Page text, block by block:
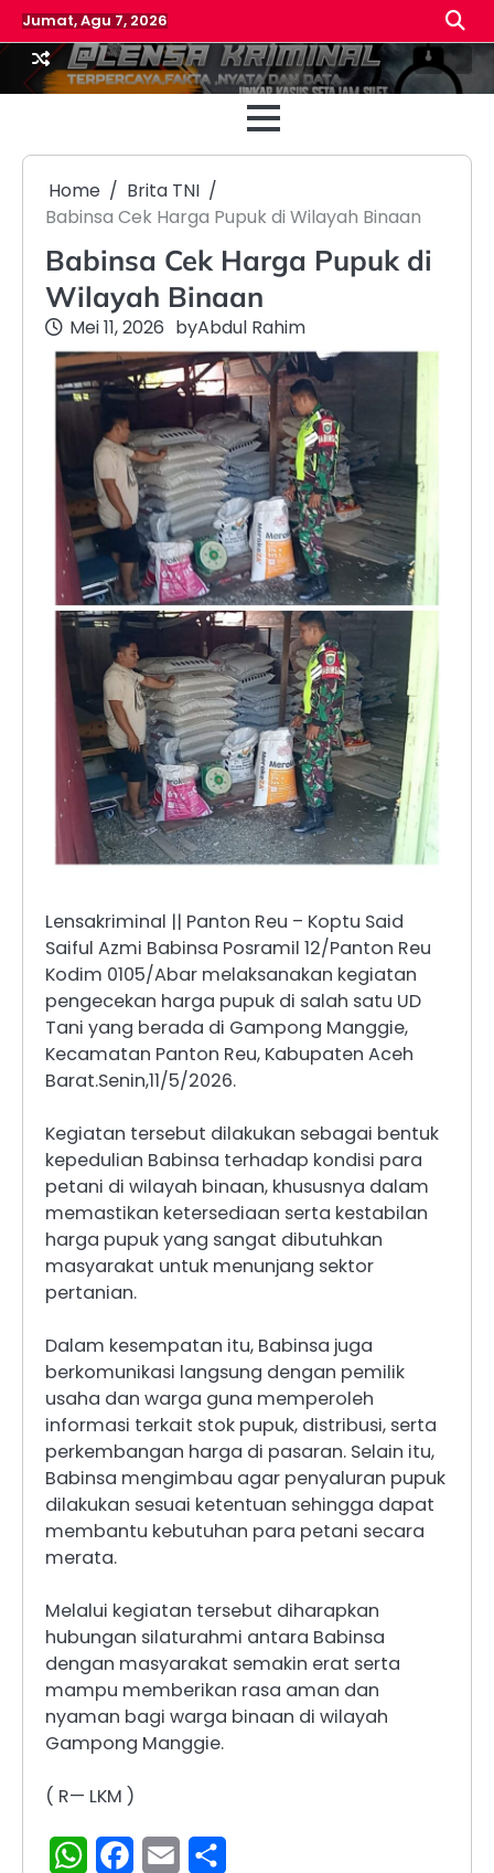
Skip
to
content
Jumat, Agu 7, 2026
Beranda
Home
Brita TNI
Babinsa Cek Harga Pupuk di Wilayah Binaan
Babinsa Cek Harga Pupuk di
Wilayah Binaan
Mei 11, 2026 byAbdul Rahim
Lensakriminal || Panton Reu – Koptu Said
Saiful Azmi Babinsa Posramil 12/Panton Reu
Kodim 0105/Abar melaksanakan kegiatan
pengecekan harga pupuk di salah satu UD
Tani yang berada di Gampong Manggie,
Kecamatan Panton Reu, Kabupaten Aceh
Barat.Senin,11/5/2026.
Kegiatan tersebut dilakukan sebagai bentuk
kepedulian Babinsa terhadap kondisi para
petani di wilayah binaan, khususnya dalam
memastikan ketersediaan serta kestabilan
harga pupuk yang sangat dibutuhkan
masyarakat untuk menunjang sektor
pertanian.
Dalam kesempatan itu, Babinsa juga
berkomunikasi langsung dengan pemilik
usaha dan warga guna memperoleh
informasi terkait stok pupuk, distribusi, serta
perkembangan harga di pasaran. Selain itu,
Babinsa mengimbau agar penyaluran pupuk
dilakukan sesuai ketentuan sehingga dapat
membantu kebutuhan para petani secara
merata.
Melalui kegiatan tersebut diharapkan
hubungan silaturahmi antara Babinsa
dengan masyarakat semakin erat serta
mampu memberikan rasa aman dan
nyaman bagi warga binaan di wilayah
Gampong Manggie.
( R— LKM )
WhatsAppFacebook
Email